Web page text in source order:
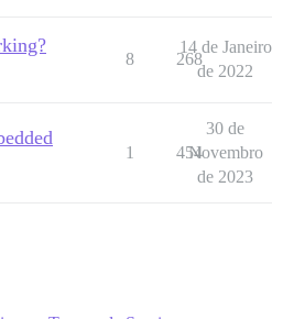
8 268
14 de Janeiro
de 2022
1 454
30 de
Novembro
de 2023